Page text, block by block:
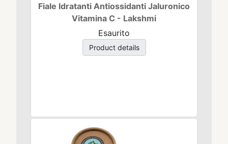
Fiale Idratanti Antiossidanti Jaluronico
Vitamina C - Lakshmi
Esaurito
Product details